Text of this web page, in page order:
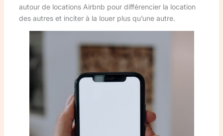
autour de locations Airbnb pour différencier la location
des autres et inciter à la louer plus qu’une autre.